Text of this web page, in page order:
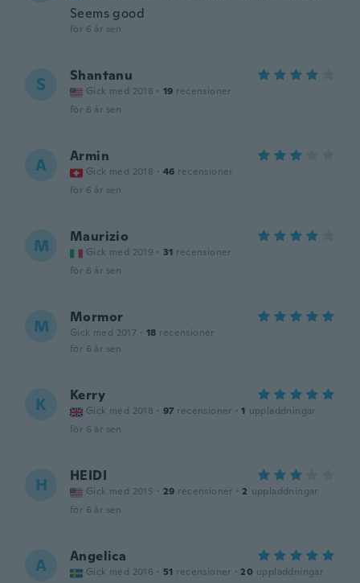
Seems good
för 6 år sen
S Shantanu
Gick med 2018 · 19 recensioner
för 6 år sen
A Armin
Gick med 2018 · 46 recensioner
för 6 år sen
M Maurizio
Gick med 2019 · 31 recensioner
för 6 år sen
M Mormor
Gick med 2017 · 18 recensioner
för 6 år sen
K Kerry
Gick med 2018 · 97 recensioner · 1 uppladdningar
för 6 år sen
H HEIDI
Gick med 2015 · 29 recensioner · 2 uppladdningar
för 6 år sen
A Angelica
Gick med 2016 · 51 recensioner · 20 uppladdningar